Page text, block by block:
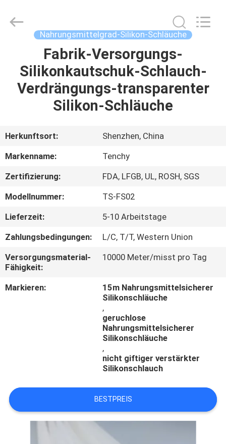
PRODUKTE
UNS
AUSFLUG
QUALITÄTSKONTROLLE
TRETEN
SIE
MIT
SIE
EIN
ZITAT
2021
siliconesealgasket.com.
Nahrungsmittelgrad-Silikon-Schläuche
Fabrik-Versorgungs-
Silikonkautschuk-Schlauch-
Verdrängungs-transparenter
Silikon-Schläuche
Herkunftsort:
Shenzhen, China
Markenname:
Tenchy
Zertifizierung:
FDA, LFGB, UL, ROSH, SGS
Modellnummer:
TS-FS02
Lieferzeit:
5-10 Arbeitstage
Zahlungsbedingungen:
L/C, T/T, Western Union
Versorgungsmaterial-
Fähigkeit:
10000 Meter/misst pro Tag
Markieren:
15m Nahrungsmittelsicherer
Silikonschläuche
,
geruchlose
Nahrungsmittelsicherer
Silikonschläuche
,
nicht giftiger verstärkter
Silikonschlauch
BESTPREIS